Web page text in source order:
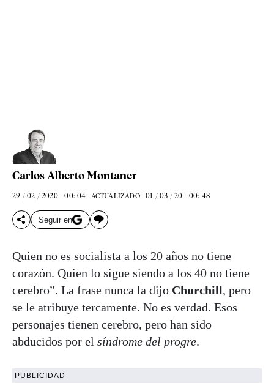
Carlos Alberto Montaner
29 / 02 / 2020 - 00: 04 ACTUALIZADO 01 / 03 / 20 - 00: 48
Seguir en
Quien no es socialista a los 20 años no tiene
corazón. Quien lo sigue siendo a los 40 no tiene
cerebro”. La frase nunca la dijo Churchill, pero
se le atribuye tercamente. No es verdad. Esos
personajes tienen cerebro, pero han sido
abducidos por el síndrome del progre.
PUBLICIDAD